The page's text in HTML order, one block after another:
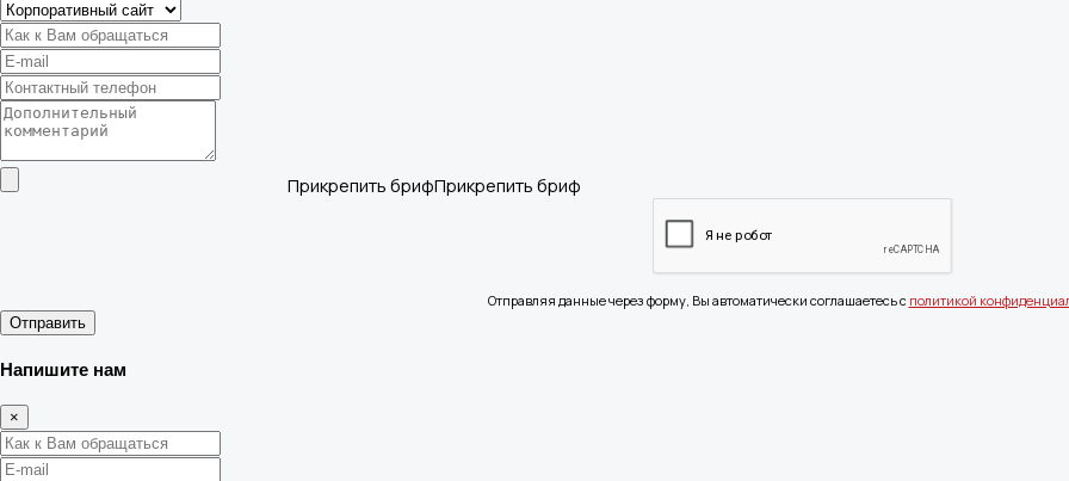
Прикрепить бриф
Отправляя данные через форму, Вы автоматически соглашаетесь с политикой
Отправить
Напишите нам
×